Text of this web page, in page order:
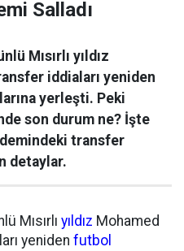
Salladı
Mısırlı yıldız
iddiaları yeniden
yerleşti. Peki
son durum ne? İşte
transfer
detaylar.
Mısırlı yıldız Mohamed
yeniden futbol